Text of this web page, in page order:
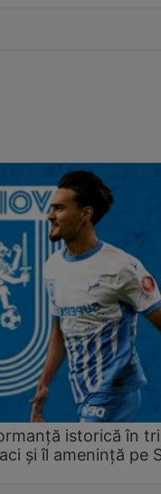
istorică în
și îl amenință pe